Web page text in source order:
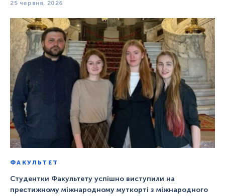
25 червня, 2026
ФАКУЛЬТЕТ
Студентки Факультету успішно виступили на
престижному міжнародному муткорті з міжнародного